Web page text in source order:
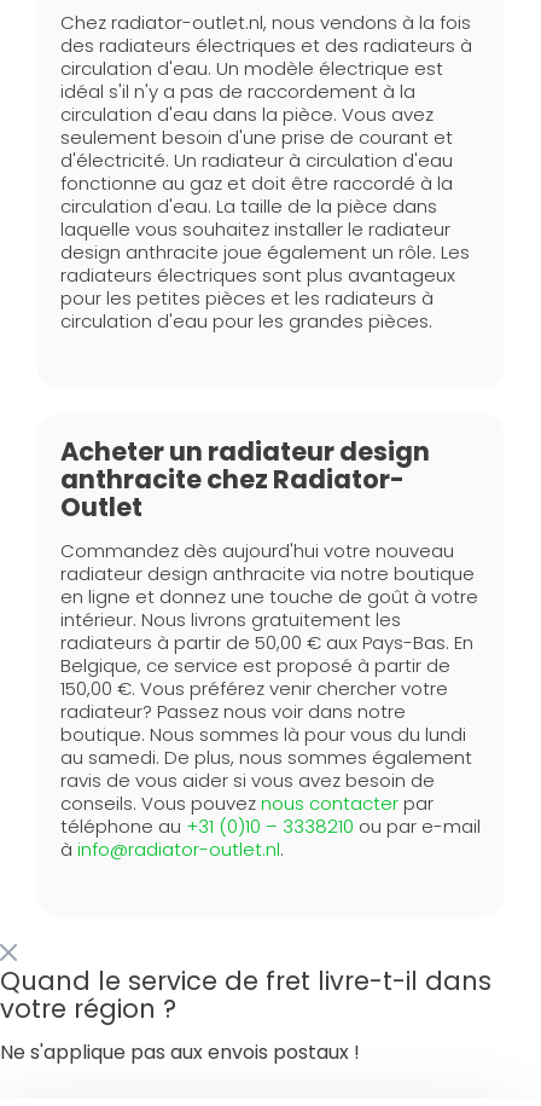
Chez radiator-outlet.nl, nous vendons à la fois
des radiateurs électriques et des radiateurs à
circulation d'eau. Un modèle électrique est
idéal s'il n'y a pas de raccordement à la
circulation d'eau dans la pièce. Vous avez
seulement besoin d'une prise de courant et
d'électricité. Un radiateur à circulation d'eau
fonctionne au gaz et doit être raccordé à la
circulation d'eau. La taille de la pièce dans
laquelle vous souhaitez installer le radiateur
design anthracite joue également un rôle. Les
radiateurs électriques sont plus avantageux
pour les petites pièces et les radiateurs à
circulation d'eau pour les grandes pièces.
Acheter un radiateur design
anthracite chez Radiator-
Outlet
Commandez dès aujourd'hui votre nouveau
radiateur design anthracite via notre boutique
en ligne et donnez une touche de goût à votre
intérieur. Nous livrons gratuitement les
radiateurs à partir de 50,00 € aux Pays-Bas. En
Belgique, ce service est proposé à partir de
150,00 €. Vous préférez venir chercher votre
radiateur? Passez nous voir dans notre
boutique. Nous sommes là pour vous du lundi
au samedi. De plus, nous sommes également
ravis de vous aider si vous avez besoin de
conseils. Vous pouveznous contacterpar
téléphone au +31 (0)10 – 3338210 ou par e-mail
à info@radiator-outlet.nl.
Quand le service de fret livre-t-il dans
votre région ?
Ne s'applique pas aux envois postaux !